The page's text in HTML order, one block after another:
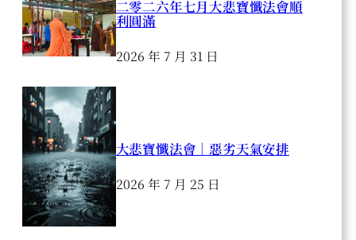
二零二六年七月大悲寶懺法會順
利圓滿
2026 年 7 月 31 日
大悲寶懺法會｜惡劣天氣安排
2026 年 7 月 25 日